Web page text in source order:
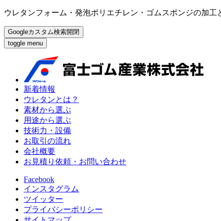
ウレタンフォーム・発泡ポリエチレン・ゴムスポンジの加工
Googleカスタム検索開閉
toggle menu
新着情報
ウレタンとは？
素材から選ぶ
用途から選ぶ
技術力・設備
お取引の流れ
会社概要
お見積り依頼・お問い合わせ
Facebook
インスタグラム
ツイッター
プライバシーポリシー